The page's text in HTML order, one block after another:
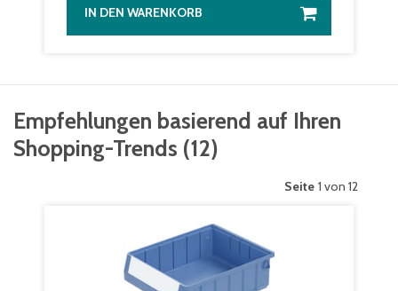
IN DEN WARENKORB
Empfehlungen basierend auf Ihren
Shopping-Trends (12)
Seite 1 von 12